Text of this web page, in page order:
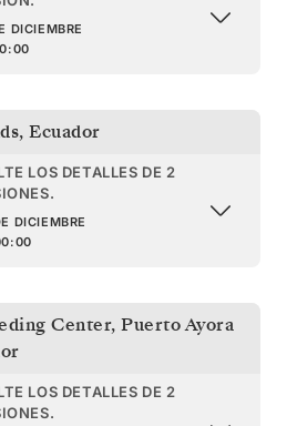
DICIEMBRE
, Ecuador
LOS DETALLES DE 2
DICIEMBRE
Center, Puerto Ayora
LOS DETALLES DE 2